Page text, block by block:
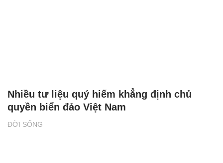
ĐỜI SỐNG
Nhiều tư liệu quý hiếm khẳng định chủ
quyền biển đảo Việt Nam